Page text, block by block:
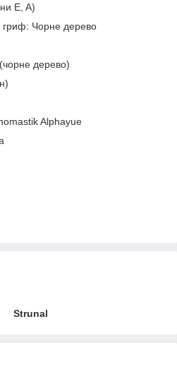
E, A)
гриф: Чорне дерево
дерево)
Alphayue
Strunal